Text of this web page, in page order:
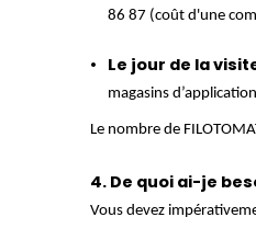
86 87 (coût d'une
Le jour de la
magasins
Le nombre de
4. De quoi ai-je
Vous devez